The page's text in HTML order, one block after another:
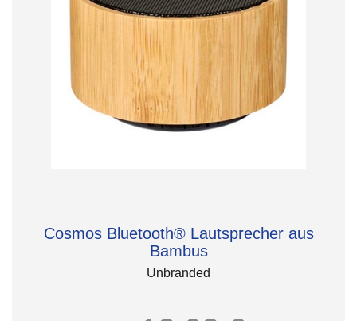
Cosmos Bluetooth® Lautsprecher aus
Bambus
Unbranded